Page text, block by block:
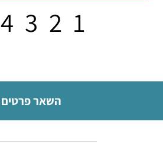
1
2
3
4
השאר פרטים